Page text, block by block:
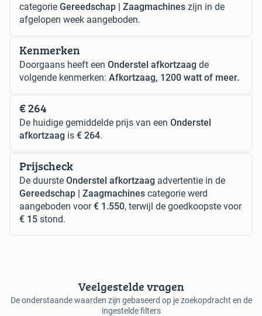
categorie Gereedschap | Zaagmachines zijn in de
afgelopen week aangeboden.
Kenmerken
Doorgaans heeft een Onderstel afkortzaag de
volgende kenmerken: Afkortzaag, 1200 watt of meer.
€ 264
De huidige gemiddelde prijs van een Onderstel
afkortzaag is € 264.
Prijscheck
De duurste Onderstel afkortzaag advertentie in de
Gereedschap | Zaagmachines categorie werd
aangeboden voor€ 1.550, terwijl de goedkoopste voor
€ 15 stond.
Veelgestelde vragen
De onderstaande waarden zijn gebaseerd op je zoekopdracht en de
ingestelde filters